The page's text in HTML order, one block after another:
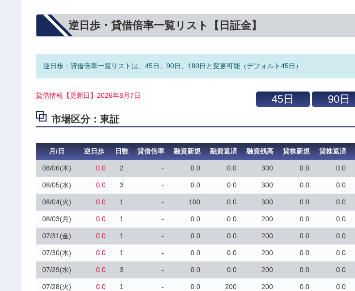
逆日歩・貸借倍率一覧リスト【日証金】
逆日歩・貸借倍率一覧リストは、45日、90日、180日と変更可能（デフォルト45日）
貸借情報【更新日】2026年8月7日
市場区分：東証
月/日 逆日歩 日数 貸借倍率 融資新規 融資返済 融資残高 貸株新規 貸株返済
08/06(木) 0.0 2 - 0.0 0.0 300 0.0 0.0
08/05(水) 0.0 3 - 0.0 0.0 300 0.0 0.0
08/04(火) 0.0 1 - 100 0.0 300 0.0 0.0
08/03(月) 0.0 1 - 0.0 0.0 200 0.0 0.0
07/31(金) 0.0 1 - 0.0 0.0 200 0.0 0.0
07/30(木) 0.0 1 - 0.0 0.0 200 0.0 0.0
07/29(水) 0.0 3 - 0.0 0.0 200 0.0 0.0
07/28(火) 0.0 1 - 0.0 200 200 0.0 0.0